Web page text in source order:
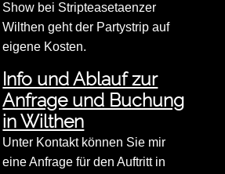
Show bei Stripteasetaenzer
Wilthen geht der Partystrip auf
eigene Kosten.
Info und Ablauf zur
Anfrage und Buchung
in Wilthen
Unter Kontakt können Sie mir
eine Anfrage für den Auftritt in